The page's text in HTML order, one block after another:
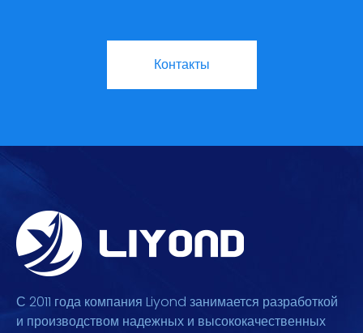
Контакты
С 2011 года компания Liyond занимается разработкой
и производством надежных и высококачественных